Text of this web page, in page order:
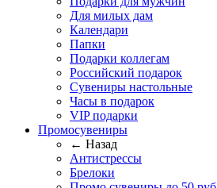
Для милых дам
Календари
Папки
Подарки коллегам
Российский подарок
Сувениры настольные
Часы в подарок
VIP подарки
Промосувениры
← Назад
Антистрессы
Брелоки